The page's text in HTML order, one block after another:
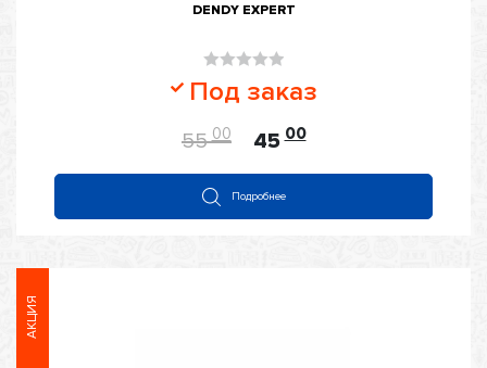
DENDY EXPERT
Оценка
0
из
5
Под заказ
55 00 45 00
Подробнее
АКЦИЯ